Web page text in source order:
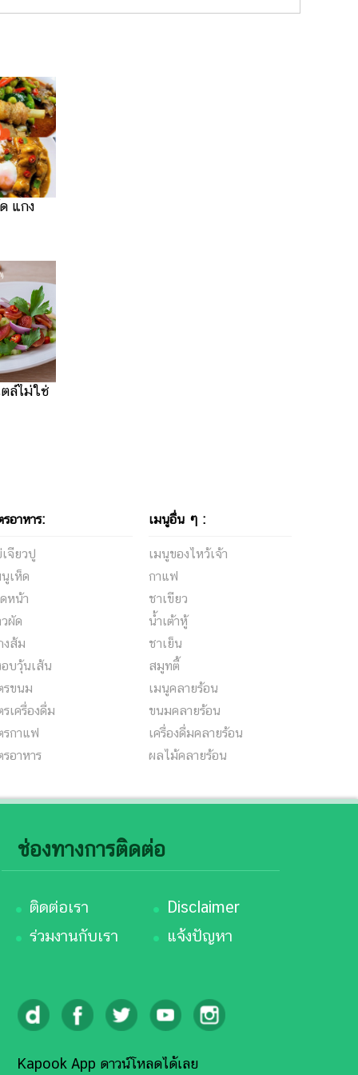
แกง
ล์ไม่ใช่
อาหาร:
เจียวปู
นูเห็ด
หน้า
ผัด
งส้ม
อบวุ้นเส้น
รขนม
เครื่องดื่ม
รกาแฟ
อาหาร
เมนูอื่น ๆ :
เมนูของไหว้เจ้า
กาแฟ
ชาเขียว
น้ำเต้าหู้
ชาเย็น
สมูทตี้
เมนูคลายร้อน
ขนมคลายร้อน
เครื่องดื่มคลายร้อน
ผลไม้คลายร้อน
ช่องทางการติดต่อ
ติดต่อเรา
Disclaimer
ร่วมงานกับเรา
แจ้งปัญหา
Kapook App ดาวน์โหลดได้เลย